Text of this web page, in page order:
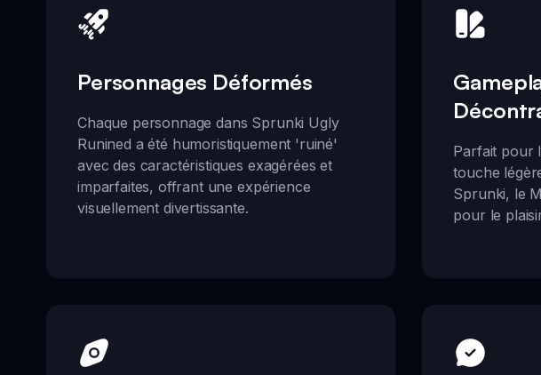
Personnages Déformés
Chaque personnage dans Sprunki Ugly
Runined a été humoristiquement 'ruiné'
avec des caractéristiques exagérées et
imparfaites, offrant une expérience
visuellement divertissante.
Parfait pour
touche
Sprunki, le
pour le